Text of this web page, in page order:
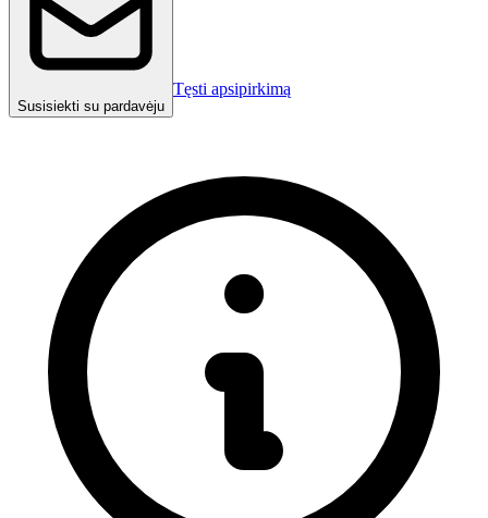
Susisiekti su pardavėju
Tęsti apsipirkimą